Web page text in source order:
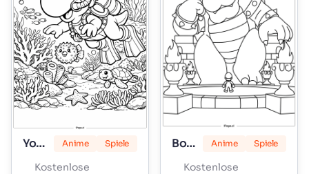
Yoshi Anime Spiele
Kostenlose
Bowser Anime Spiele
Kostenlose